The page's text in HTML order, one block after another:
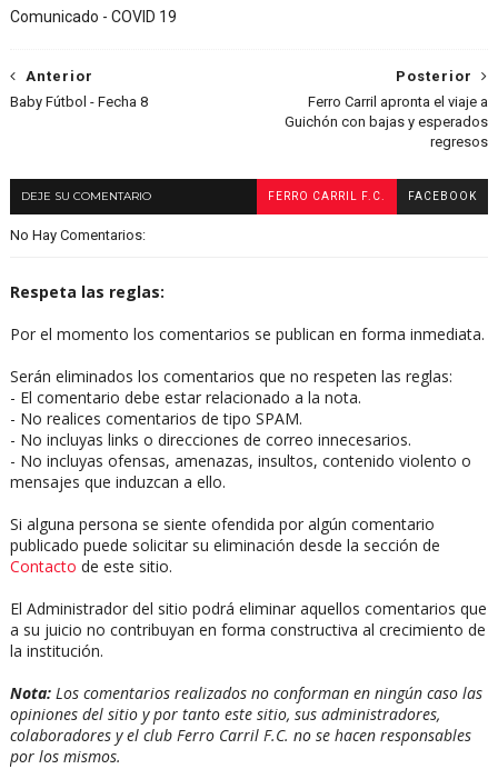
Comunicado - COVID 19
Posterior
Ferro Carril apronta el viaje a
Guichón con bajas y esperados
regresos
Anterior
Baby Fútbol - Fecha 8
DEJE SU COMENTARIO FERRO CARRIL F.C. FACEBOOK
No Hay Comentarios:
Respeta las reglas:
Por el momento los comentarios se publican en forma inmediata.
Serán eliminados los comentarios que no respeten las reglas:
- El comentario debe estar relacionado a la nota.
- No realices comentarios de tipo SPAM.
- No incluyas links o direcciones de correo innecesarios.
- No incluyas ofensas, amenazas, insultos, contenido violento o
mensajes que induzcan a ello.
Si alguna persona se siente ofendida por algún comentario
publicado puede solicitar su eliminación desde la sección de
Contacto de este sitio.
El Administrador del sitio podrá eliminar aquellos comentarios que
a su juicio no contribuyan en forma constructiva al crecimiento de
la institución.
Nota:Los comentarios realizados no conforman en ningún caso las
opiniones del sitio y por tanto este sitio, sus administradores,
colaboradores y el club Ferro Carril F.C. no se hacen responsables
por los mismos.